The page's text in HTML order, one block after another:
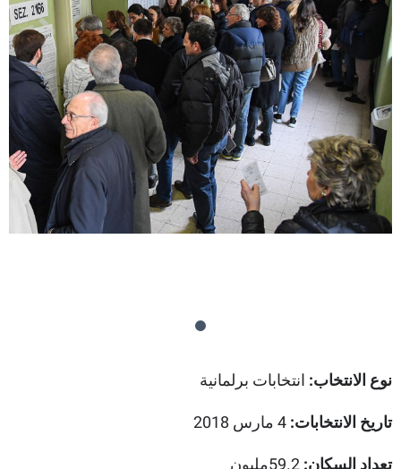
نوع الانتخاب: انتخابات برلمانية
تاريخ الانتخابات: 4 مارس 2018
تعداد السكان: 59.2مليون